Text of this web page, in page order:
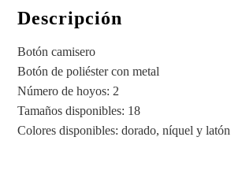
Descripción
Botón camisero
Botón de poliéster con metal
Número de hoyos: 2
Tamaños disponibles: 18
Colores disponibles: dorado, níquel y latón